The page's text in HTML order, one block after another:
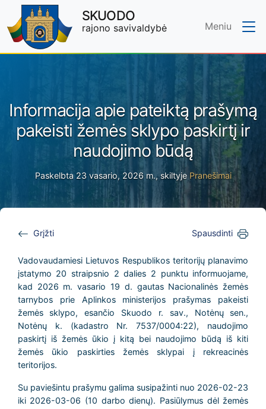
Skip to main content
SKUODO
rajono savivaldybė Meniu
Informacija apie pateiktą prašymą
pakeisti žemės sklypo paskirtį ir
naudojimo būdą
Paskelbta 23 vasario, 2026 m., skiltyje Pranešimai
Grįžti Spausdinti
Vadovaudamiesi Lietuvos Respublikos teritorijų planavimo
įstatymo 20 straipsnio 2 dalies 2 punktu informuojame,
kad 2026 m. vasario 19 d. gautas Nacionalinės žemės
tarnybos prie Aplinkos ministerijos prašymas pakeisti
žemės sklypo, esančio Skuodo r. sav., Notėnų sen.,
Notėnų k. (kadastro Nr. 7537/0004:22), naudojimo
paskirtį iš žemės ūkio į kitą bei naudojimo būdą iš kiti
žemės ūkio paskirties žemės sklypai į rekreacinės
teritorijos.
Su paviešintu prašymu galima susipažinti nuo 2026-02-23
iki 2026-03-06 (10 darbo dienų). Pasiūlymus dėl žemės